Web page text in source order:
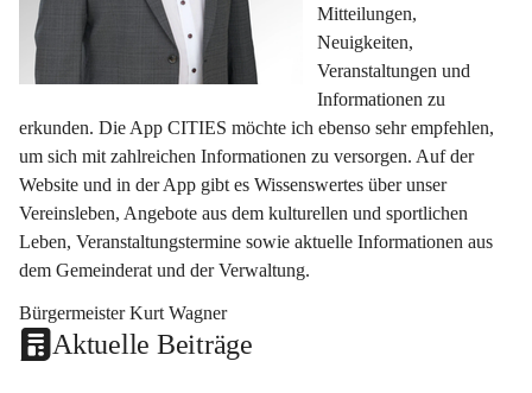
Mitteilungen,
Neuigkeiten,
Veranstaltungen und
Informationen zu
erkunden. Die App CITIES möchte ich ebenso sehr empfehlen,
um sich mit zahlreichen Informationen zu versorgen. Auf der
Website und in der App gibt es Wissenswertes über unser
Vereinsleben, Angebote aus dem kulturellen und sportlichen
Leben, Veranstaltungstermine sowie aktuelle Informationen aus
dem Gemeinderat und der Verwaltung.
Bürgermeister Kurt Wagner
Aktuelle Beiträge